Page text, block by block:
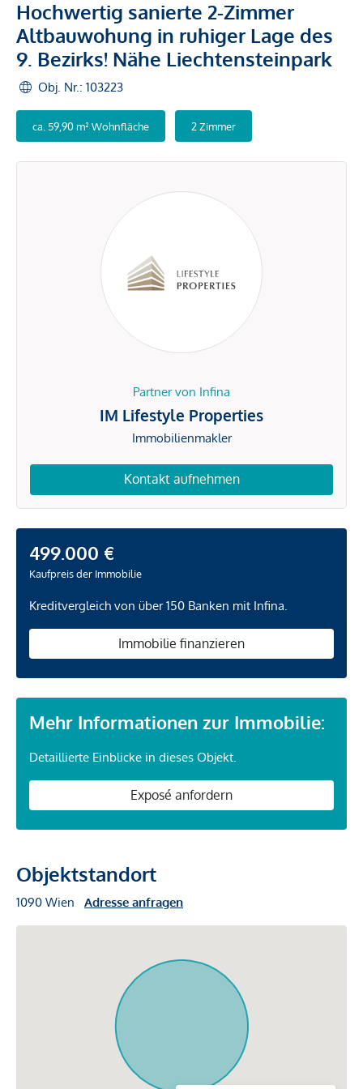
Hochwertig sanierte 2-Zimmer
Altbauwohung in ruhiger Lage des
9. Bezirks! Nähe Liechtensteinpark
Obj. Nr.: 103223
ca. 59,90 m² Wohnfläche 2 Zimmer
Partner von Infina
IM Lifestyle Properties
Immobilienmakler
Kontakt aufnehmen
499.000 €
Kaufpreis der Immobilie
Kreditvergleich von über 150 Banken mit Infina.
Immobilie finanzieren
Mehr Informationen zur Immobilie:
Detaillierte Einblicke in dieses Objekt.
Exposé anfordern
Objektstandort
1090 Wien Adresse anfragen